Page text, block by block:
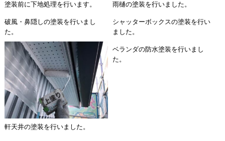
塗装前に下地処理を行います。 雨樋の塗装を行いました。
破風・鼻隠しの塗装を行いまし
た。
シャッターボックスの塗装を行い
ました。
軒天井の塗装を行いました。
ベランダの防水塗装を行いまし
た。